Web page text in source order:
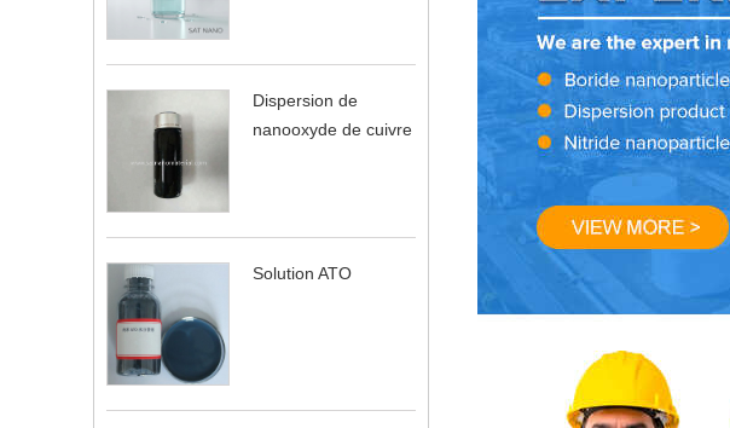
Dispersion de
nanooxyde de cuivre
Solution ATO